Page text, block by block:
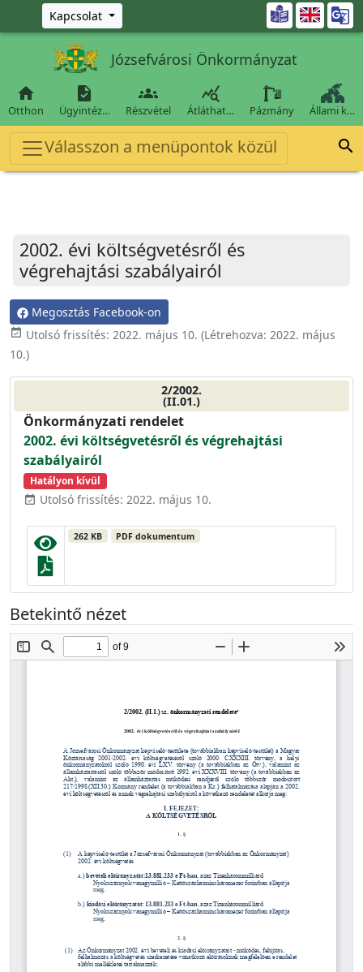
Ugrás a fő tartalomra
Kapcsolat 
Józsefvárosi Önkormányzat

Otthon

Ügyintéz…

Részvétel

Átláthat… Pázmány Állami k…
Válasszon a menüpontok közül 
2002. évi költségvetésről és
végrehajtási szabályairól
Megosztás Facebook-on
event_available Utolsó frissítés: 2022. május 10. (Létrehozva: 2022. május
10.)
2/2002.
(II.01.)
Önkormányzati rendelet
2002. évi költségvetésről és végrehajtási
szabályairól
Hatályon kívül
event_available Utolsó frissítés: 2022. május 10.
262 KB PDF dokumentum
Betekintő nézet